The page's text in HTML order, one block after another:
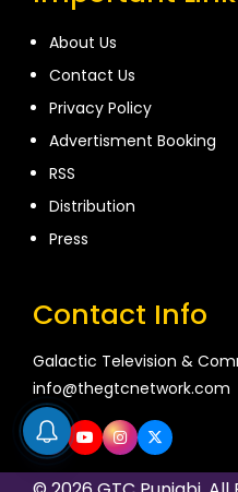
About Us
Contact Us
Privacy Policy
Advertisment Booking
RSS
Distribution
Press
Contact Info
Galactic Television &
info@thegtcnetwork.com